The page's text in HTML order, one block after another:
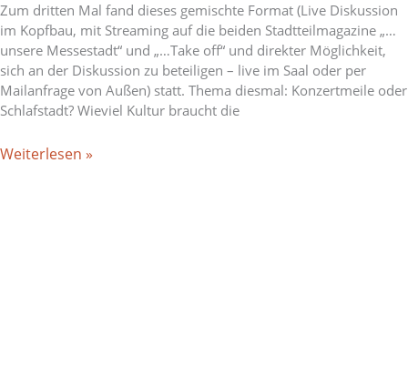
Zum dritten Mal fand dieses gemischte Format (Live Diskussion
im Kopfbau, mit Streaming auf die beiden Stadtteilmagazine „…
unsere Messestadt“ und „…Take off“ und direkter Möglichkeit,
sich an der Diskussion zu beteiligen – live im Saal oder per
Mailanfrage von Außen) statt. Thema diesmal: Konzertmeile oder
Schlafstadt? Wieviel Kultur braucht die
Weiterlesen »